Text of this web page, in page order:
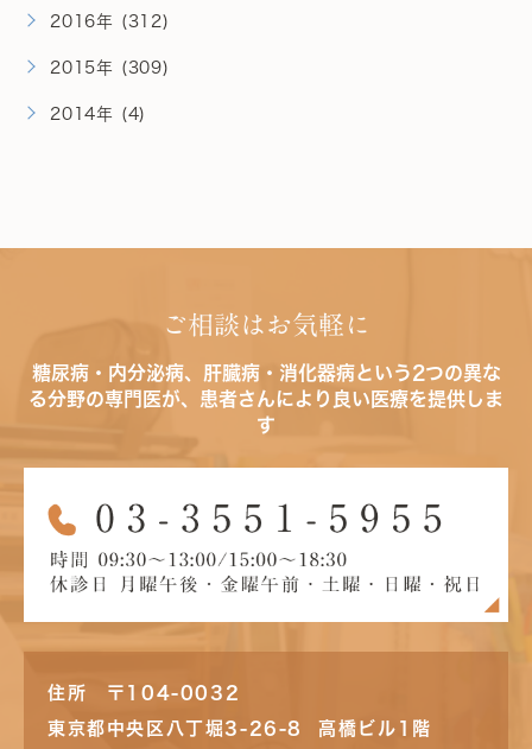
2016年 (312)
2015年 (309)
2014年 (4)
ご相談はお気軽に
糖尿病・内分泌病、肝臓病・消化器病という2つの異な
る分野の専門医が、患者さんにより良い医療を提供しま
す
住所 〒104-0032
東京都中央区八丁堀3-26-8 高橋ビル1階